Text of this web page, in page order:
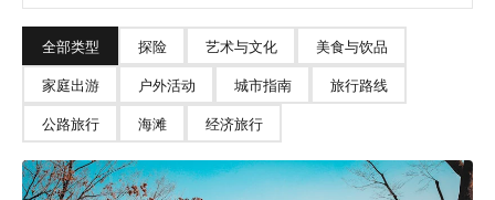
全部类型 探险 艺术与文化 美食与饮品
家庭出游 户外活动 城市指南 旅行路线
公路旅行 海滩 经济旅行